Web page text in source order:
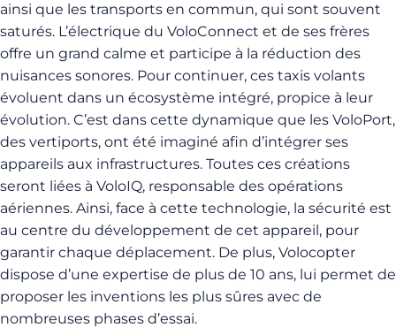
ainsi que les transports en commun, qui sont souvent
saturés. L’électrique du VoloConnect et de ses frères
offre un grand calme et participe à la réduction des
nuisances sonores. Pour continuer, ces taxis volants
évoluent dans un écosystème intégré, propice à leur
évolution. C’est dans cette dynamique que les VoloPort,
des vertiports, ont été imaginé afin d’intégrer ses
appareils aux infrastructures. Toutes ces créations
seront liées à VoloIQ, responsable des opérations
aériennes. Ainsi, face à cette technologie, la sécurité est
au centre du développement de cet appareil, pour
garantir chaque déplacement. De plus, Volocopter
dispose d’une expertise de plus de 10 ans, lui permet de
proposer les inventions les plus sûres avec de
nombreuses phases d’essai.